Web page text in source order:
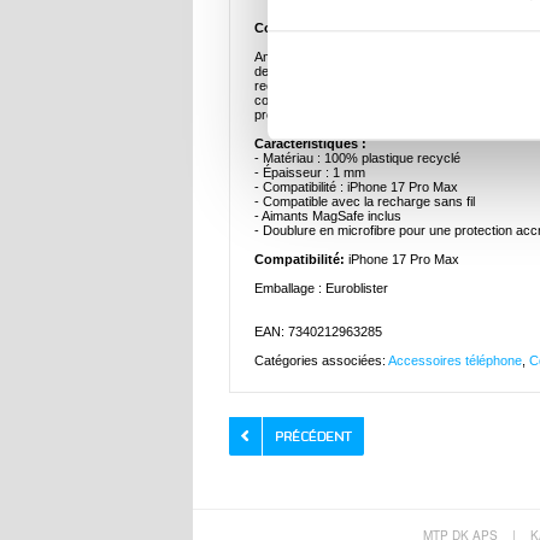
Coque Nudient Thin pour iPhone 17 Pro Max
Améliorez la silhouette originale de votre iPhone
devient l'accessoire ultime pour styliser et
recyclé et présente un design mat d'une
compatible avec la recharge sans fil et
protection supplémentaire, tandis que l'étui,
Caractéristiques :
- Matériau : 100% plastique recyclé
- Épaisseur : 1 mm
- Compatibilité : iPhone 17 Pro Max
- Compatible avec la recharge sans fil
- Aimants MagSafe inclus
- Doublure en microfibre pour une protection
Compatibilité: iPhone 17 Pro Max
Emballage : Euroblister
EAN: 7340212963285
Catégories associées: Accessoires téléphone
MTP DK APS |